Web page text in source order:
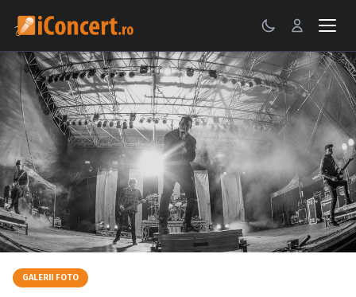
CONCERTE
FESTIVALURI
PETRECERI
ŞTIRI
RECENZII
GALERII FOTO
BILETE
GALERII FOTO